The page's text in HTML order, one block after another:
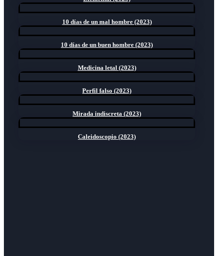
10 días de un mal hombre (2023)
10 días de un buen hombre (2023)
Medicina letal (2023)
Perfil falso (2023)
Mirada indiscreta (2023)
Caleidoscopio (2023)